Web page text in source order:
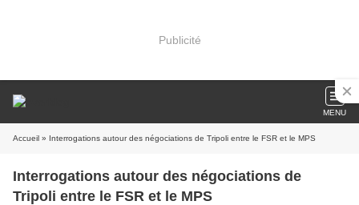
Publicité
MENU
Accueil » Interrogations autour des négociations de Tripoli entre le FSR et le MPS
Interrogations autour des négociations de
Tripoli entre le FSR et le MPS